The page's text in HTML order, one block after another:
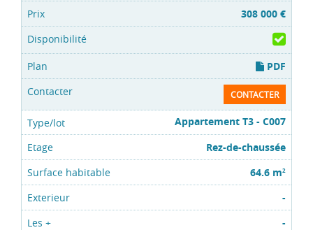
308 000 €
PDF
CONTACTER
Appartement T3 - C007
Rez-de-chaussée
64.6 m2
-
-